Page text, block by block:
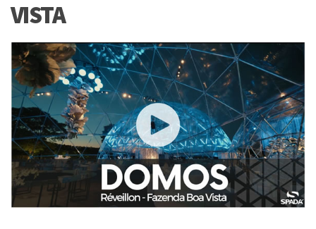
VISTA